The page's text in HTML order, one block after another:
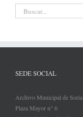
Buscar:
SEDE SOCIAL
Archivo Municipal de Soria
Plaza Mayor n° 6